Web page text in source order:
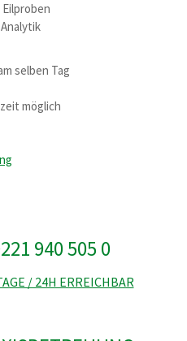
selben Tag
möglich
940 505 0
/ 24H ERREICHBAR